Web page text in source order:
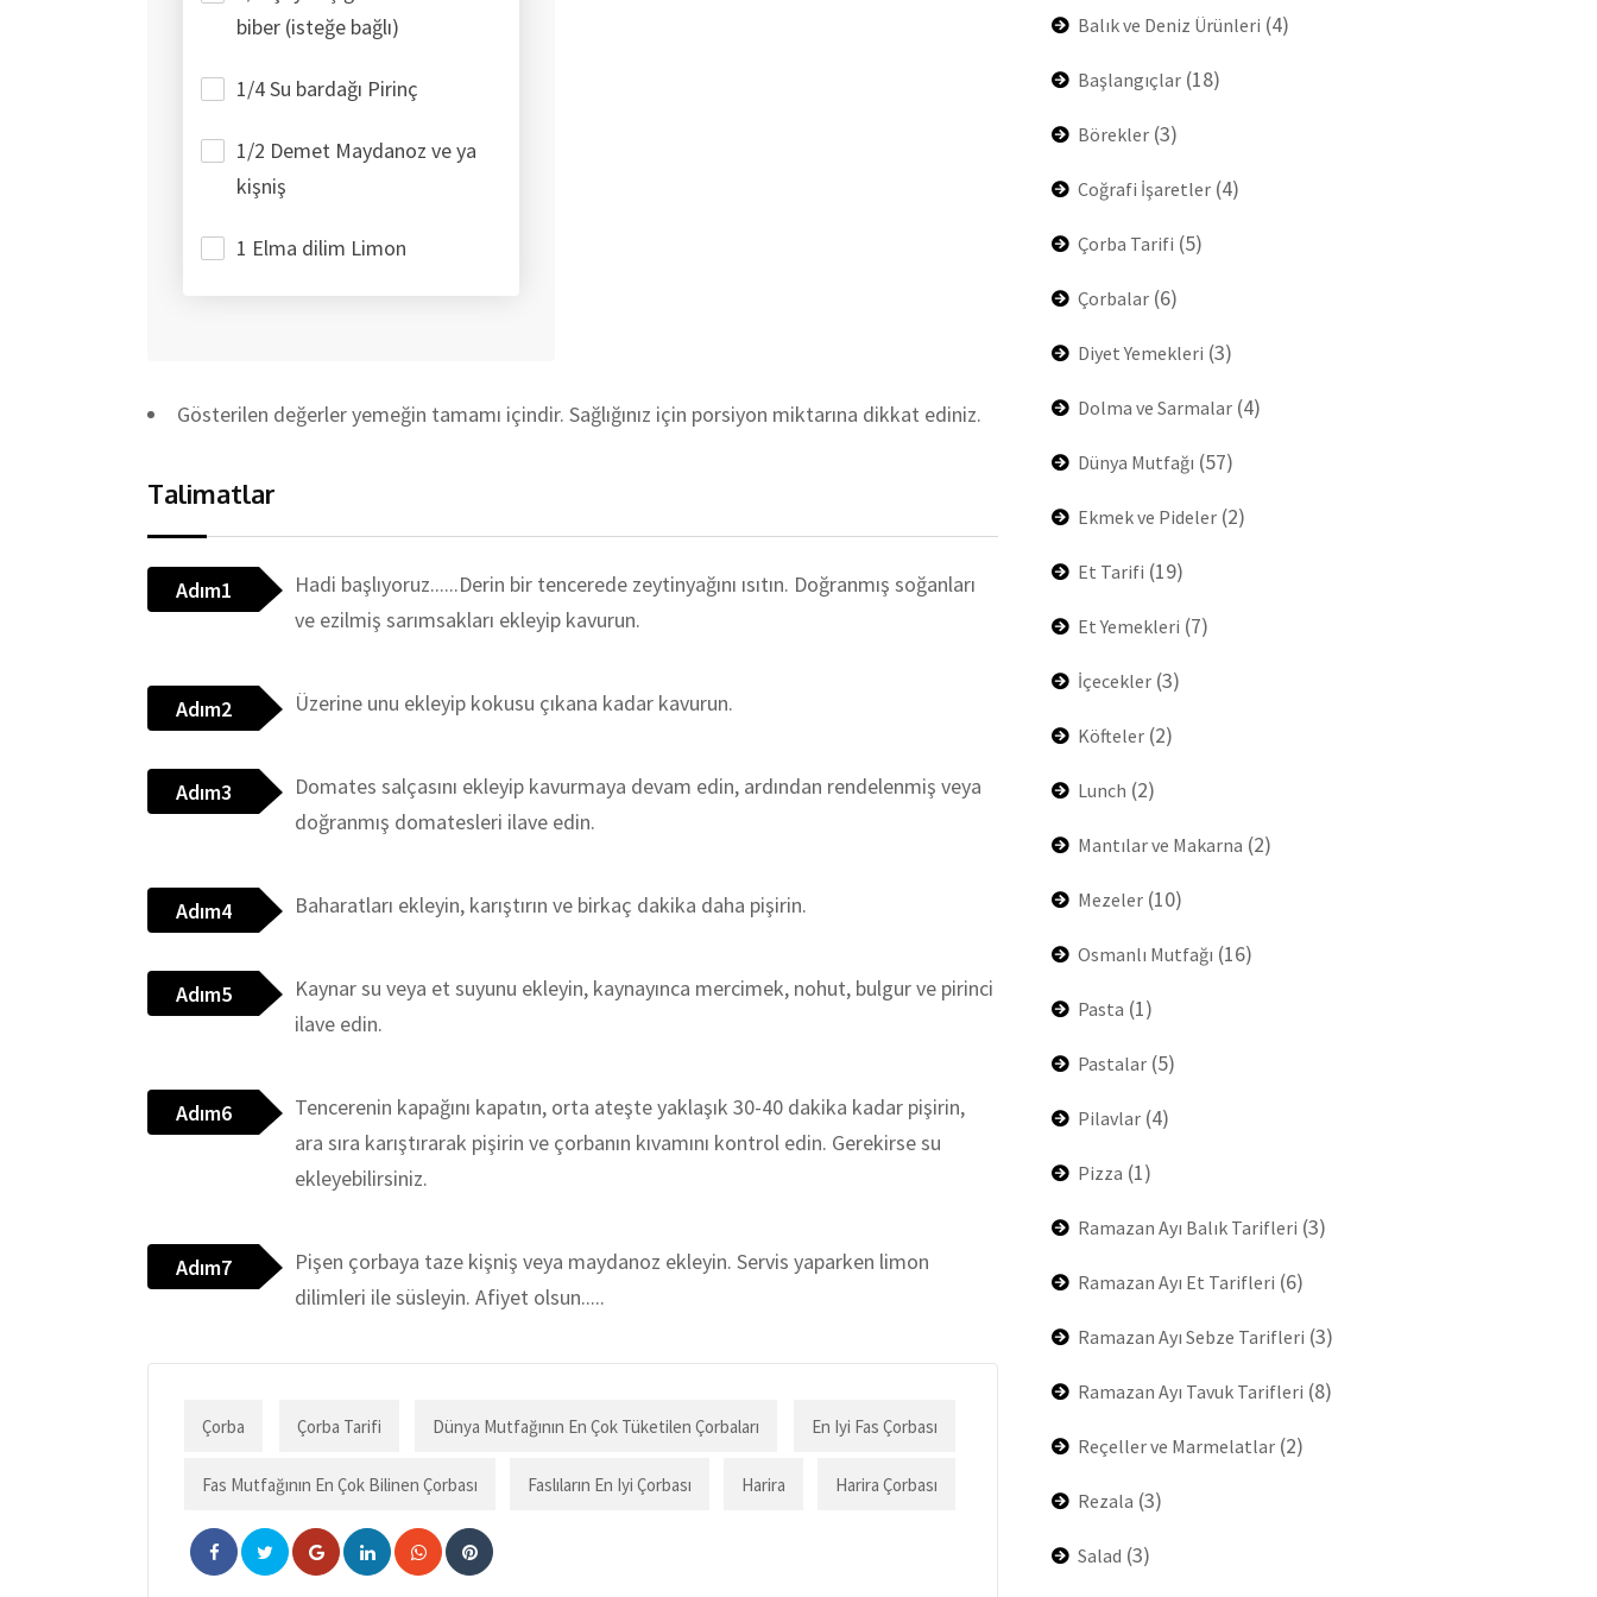
biber (isteğe bağlı)
1/4 Su bardağı Pirinç
1/2 Demet Maydanoz ve ya
kişniş
1 Elma dilim Limon
Gösterilen değerler yemeğin tamamı içindir. Sağlığınız için porsiyon miktarına dikkat ediniz.
Talimatlar
Adım1
Hadi başlıyoruz......Derin bir tencerede zeytinyağını ısıtın. Doğranmış soğanları
ve ezilmiş sarımsakları ekleyip kavurun.
Adım2 Üzerine unu ekleyip kokusu çıkana kadar kavurun.
Adım3
Domates salçasını ekleyip kavurmaya devam edin, ardından rendelenmiş veya
doğranmış domatesleri ilave edin.
Adım4 Baharatları ekleyin, karıştırın ve birkaç dakika daha pişirin.
Adım5
Kaynar su veya et suyunu ekleyin, kaynayınca mercimek, nohut, bulgur ve pirinci
ilave edin.
Adım6
Tencerenin kapağını kapatın, orta ateşte yaklaşık 30-40 dakika kadar pişirin,
ara sıra karıştırarak pişirin ve çorbanın kıvamını kontrol edin. Gerekirse su
ekleyebilirsiniz.
Adım7
Pişen çorbaya taze kişniş veya maydanoz ekleyin. Servis yaparken limon
dilimleri ile süsleyin. Afiyet olsun.....
Çorba Çorba Tarifi Dünya Mutfağının En Çok Tüketilen Çorbaları En Iyi Fas Çorbası
Fas Mutfağının En Çok Bilinen Çorbası Faslıların En Iyi Çorbası Harira Harira Çorbası
Google+LinkedInWhatsappPinterest
Balık ve Deniz Ürünleri (4)
Başlangıçlar (18)
Börekler (3)
Coğrafi İşaretler (4)
Çorba Tarifi (5)
Çorbalar (6)
Diyet Yemekleri (3)
Dolma ve Sarmalar (4)
Dünya Mutfağı (57)
Ekmek ve Pideler (2)
Et Tarifi (19)
Et Yemekleri (7)
İçecekler (3)
Köfteler (2)
Lunch (2)
Mantılar ve Makarna (2)
Mezeler (10)
Osmanlı Mutfağı (16)
Pasta (1)
Pastalar (5)
Pilavlar (4)
Pizza (1)
Ramazan Ayı Balık Tarifleri (3)
Ramazan Ayı Et Tarifleri (6)
Ramazan Ayı Sebze Tarifleri (3)
Ramazan Ayı Tavuk Tarifleri (8)
Reçeller ve Marmelatlar (2)
Rezala (3)
Salad (3)